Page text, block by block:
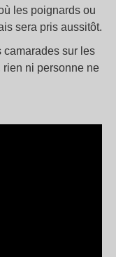
les poignards ou
sera pris aussitôt.
camarades sur les
rien ni personne ne